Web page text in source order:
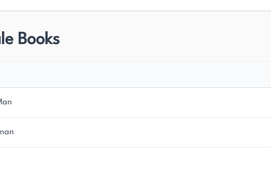
Books